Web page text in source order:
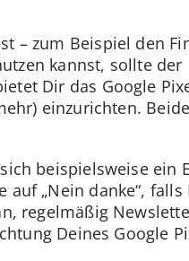
– zum Beispiel den
kannst, sollte der
Dir das Google
einzurichten.
beispielsweise ein
„Nein danke“,
regelmäßig
Deines Google